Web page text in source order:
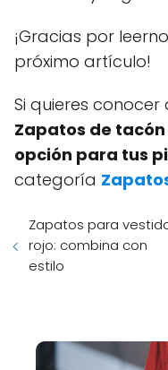
¡Gracias por
próximo artículo!
Si quieres
Zapatos de
opción para tus
categoría
Zapatos para
rojo: combina con
estilo